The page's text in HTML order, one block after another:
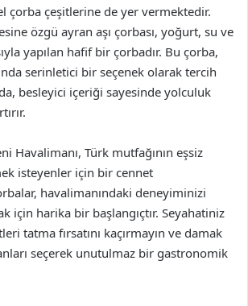
çorba çeşitlerine de yer vermektedir.
özgü ayran aşı çorbası, yoğurt, su ve
yapılan hafif bir çorbadır. Bu çorba,
serinletici bir seçenek olarak tercih
besleyici içeriği sayesinde yolculuk
Havalimanı, Türk mutfağının eşsiz
isteyenler için bir cennet
havalimanındaki deneyiminizi
için harika bir başlangıçtır. Seyahatiniz
tatma fırsatını kaçırmayın ve damak
seçerek unutulmaz bir gastronomik